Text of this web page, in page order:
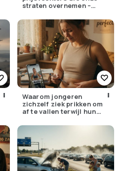
straten overnemen –
écht?
Waarom jongeren
zichzelf ziek prikken om
af te vallen terwijl hun
bellen